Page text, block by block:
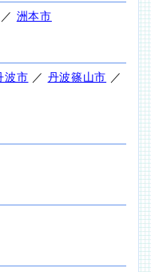
／ 洲本市
波市 ／ 丹波篠山市 ／